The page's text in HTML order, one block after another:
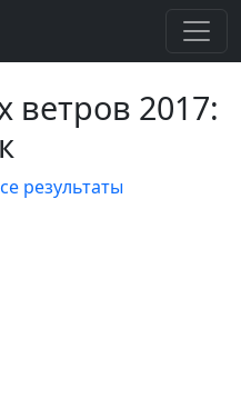
ветров 2017:
результаты